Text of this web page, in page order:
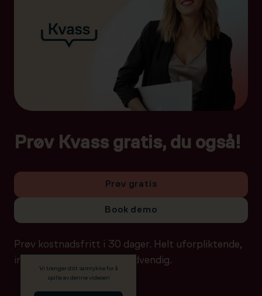
Prøv Kvass gratis, du også!
Prøv gratis
Book demo
Prøv kostnadsfritt i 30 dager. Helt uforpliktende,
ingen betalingsdetaljer nødvendig.
Vi trenger ditt samtykke for å
spille av denne videoen